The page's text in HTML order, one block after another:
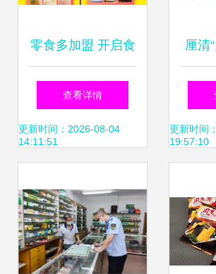
零食多加盟 开启食
品销售代理的财富
与口碑双赢之路
查看详情
更新时间：2026-08-04
14:11:51
厘清
销迷
更新时间
19:57:10